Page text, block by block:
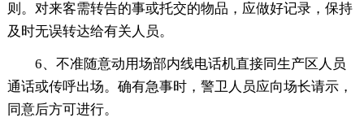
则。对来客需转告的事或托交的物品，应做好记录，保持
及时无误转达给有关人员。
6、不准随意动用场部内线电话机直接同生产区人员
通话或传呼出场。确有急事时，警卫人员应向场长请示，
同意后方可进行。